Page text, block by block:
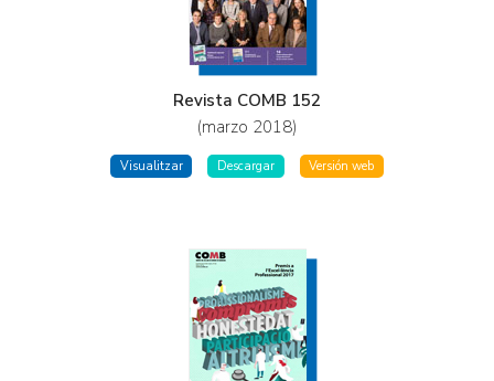
Revista COMB 152
(marzo 2018)
Visualitzar Descargar Versión web